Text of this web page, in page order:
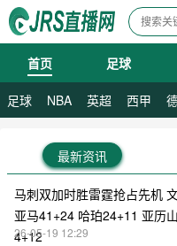
首页 足球
足球 NBA 英超 西甲
最新资讯
马刺双加时胜雷霆抢占先机
亚马41+24 哈珀24+11 亚历
4+12
26-05-19 12:29
08月07日 星期五